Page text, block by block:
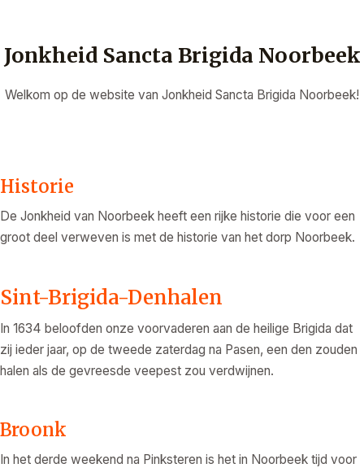
Jonkheid Sancta Brigida Noorbeek
Welkom op de website van Jonkheid Sancta Brigida Noorbeek!
Historie
De Jonkheid van Noorbeek heeft een rijke historie die voor een
groot deel verweven is met de historie van het dorp Noorbeek.
Sint-Brigida-Denhalen
In 1634 beloofden onze voorvaderen aan de heilige Brigida dat
zij ieder jaar, op de tweede zaterdag na Pasen, een den zouden
halen als de gevreesde veepest zou verdwijnen.
Broonk
In het derde weekend na Pinksteren is het in Noorbeek tijd voor